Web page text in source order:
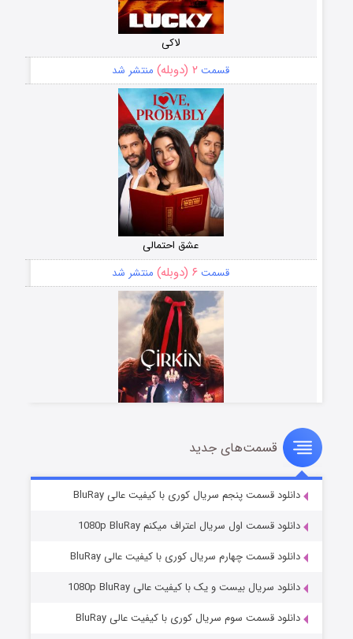
لاکی
قسمت ۲ (دوبله) منتشر شد
عشق احتمالی
قسمت ۶ (دوبله) منتشر شد
سریال زشت
قسمت۵ (زیرنویس) منتشر شد
قسمت‌های جدید
دانلود قسمت پنجم سریال کوری با کیفیت عالی BluRay
دانلود قسمت اول سریال اعتراف میکنم 1080p BluRay
دانلود قسمت چهارم سریال کوری با کیفیت عالی BluRay
دانلود سریال بیست و یک با کیفیت عالی 1080p BluRay
دانلود قسمت سوم سریال کوری با کیفیت عالی BluRay